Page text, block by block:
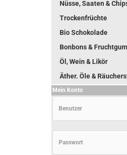
Nüsse, Saaten &
Trockenfrüchte
Bio Schokolade
Bonbons &
Öl, Wein & Likör
Äther. Öle &
Mein Konto